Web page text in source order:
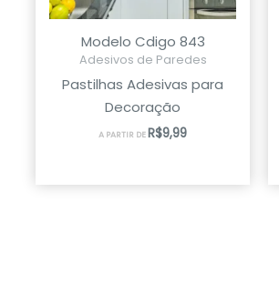
Modelo Cdigo 843
Adesivos de Paredes
Pastilhas Adesivas para
Decoração
A PARTIR DER$9,99